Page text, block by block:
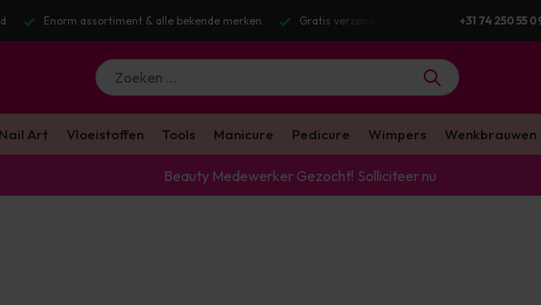
Gratis verzending v.a. €100 excl. BTW Voor 16:00 besteld? Dezelfde werkdag verstuurd+31 74 250 55
Nail Art Vloeistoffen Tools Manicure Pedicure Wimpers Wenkbrauwen
Beauty Medewerker Gezocht! Solliciteer nu